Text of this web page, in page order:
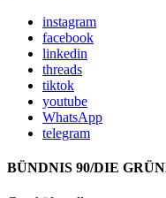
instagram
facebook
linkedin
threads
tiktok
youtube
WhatsApp
telegram
BÜNDNIS 90/DIE